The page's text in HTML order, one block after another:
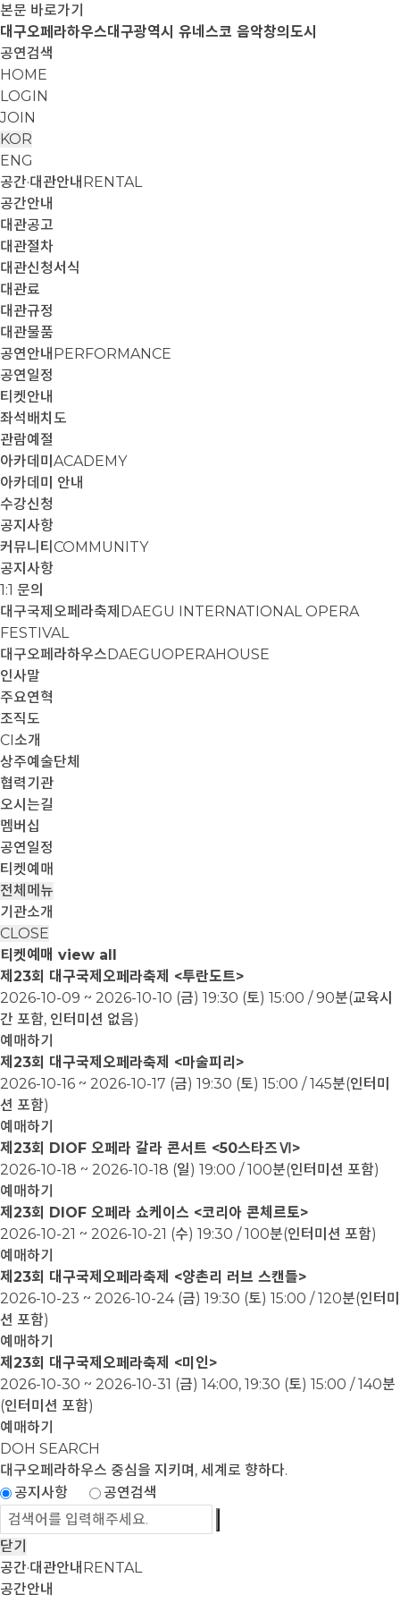
본문 바로가기
대구오페라하우스대구광역시 유네스코 음악창의도시
공연검색
HOME
LOGIN
JOIN
KOR
ENG
공간·대관안내 RENTAL
공간안내
대관공고
대관절차
대관신청서식
대관료
대관규정
대관물품
공연안내 PERFORMANCE
공연일정
티켓안내
좌석배치도
관람예절
아카데미 ACADEMY
아카데미 안내
수강신청
공지사항
커뮤니티 COMMUNITY
공지사항
1:1 문의
대구국제오페라축제 DAEGU INTERNATIONAL OPERA
FESTIVAL
대구오페라하우스DAEGUOPERAHOUSE
인사말
주요연혁
조직도
CI소개
상주예술단체
협력기관
오시는길
멤버십
공연일정
티켓예매
전체메뉴
기관소개
CLOSE
티켓예매 view all
제23회 대구국제오페라축제 <투란도트>
2026-10-09 ~ 2026-10-10 (금) 19:30 (토) 15:00 / 90분(교육시
간 포함, 인터미션 없음)
예매하기
제23회 대구국제오페라축제 <마술피리>
2026-10-16 ~ 2026-10-17 (금) 19:30 (토) 15:00 / 145분(인터미
션 포함)
예매하기
제23회 DIOF 오페라 갈라 콘서트 <50스타즈Ⅵ>
2026-10-18 ~ 2026-10-18 (일) 19:00 / 100분(인터미션 포함)
예매하기
제23회 DIOF 오페라 쇼케이스 <코리아 콘체르토>
2026-10-21 ~ 2026-10-21 (수) 19:30 / 100분(인터미션 포함)
예매하기
제23회 대구국제오페라축제 <양촌리 러브 스캔들>
2026-10-23 ~ 2026-10-24 (금) 19:30 (토) 15:00 / 120분(인터미
션 포함)
예매하기
제23회 대구국제오페라축제 <미인>
2026-10-30 ~ 2026-10-31 (금) 14:00, 19:30 (토) 15:00 / 140분
(인터미션 포함)
예매하기
DOH SEARCH
대구오페라하우스 중심을 지키며, 세계로 향하다.
공지사항
공연검색
닫기
공간·대관안내 RENTAL
공간안내